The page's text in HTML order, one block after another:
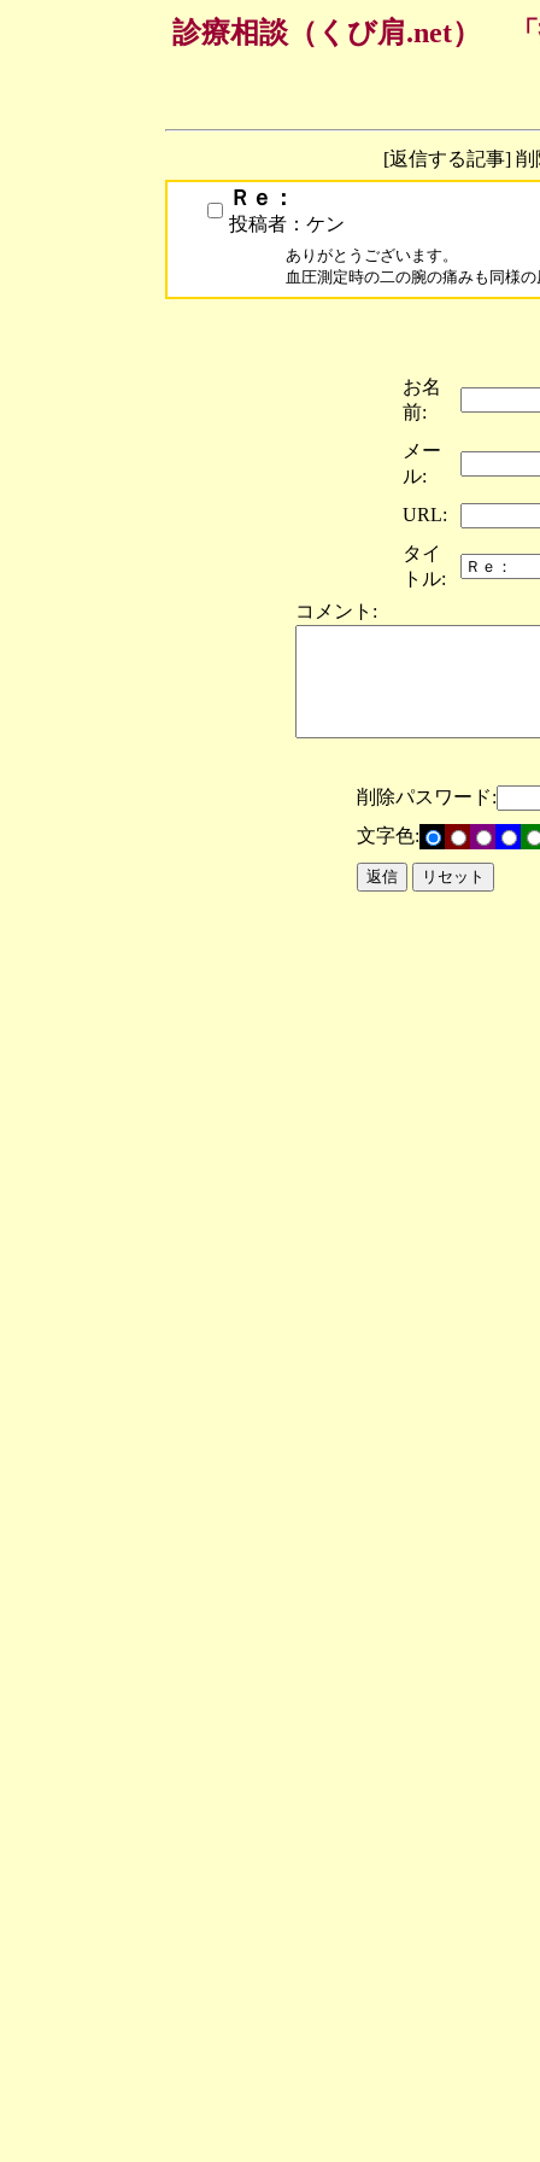
診療相談（くび肩.net）
[返信する記事]
Ｒｅ：
投稿者：ケン
ありがとうございます。
血圧測定時の二の腕の痛みも同様
お名
前:
メー
ル:
URL:
タイ
トル:
コメント:
削除パスワード:
文字色: